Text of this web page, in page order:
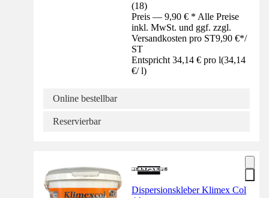
(18)
Preis — 9,90 € * Alle Preise
inkl. MwSt. und ggf. zzgl.
Versandkosten pro ST9,90 €*/
ST
Entspricht 34,14 € pro l(34,14
€/ l)
Online bestellbar
Reservierbar
Dispersionskleber Klimex Col